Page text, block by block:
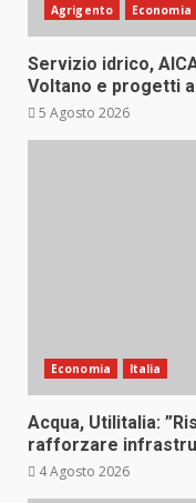
Agrigento Economia
Servizio idrico,
Voltano e progetti
5 Agosto 2026
Economia Italia
Acqua, Utilitalia:
rafforzare
4 Agosto 2026